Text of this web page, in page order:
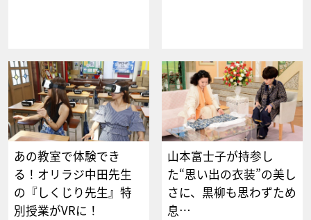
あの教室で体験でき
る！オリラジ中田先生
の『しくじり先生』特
別授業がVRに！
山本富士子が持参し
た“思い出の衣装”の美し
さに、黒柳も思わずため
息…